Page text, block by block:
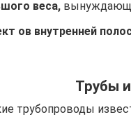
веса,
ов внутренней
Трубы
трубопроводы